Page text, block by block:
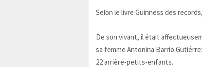
Selon le livre Guinness des
De son vivant, il était
sa femme Antonina Barrio
22 arrière-petits-enfants.